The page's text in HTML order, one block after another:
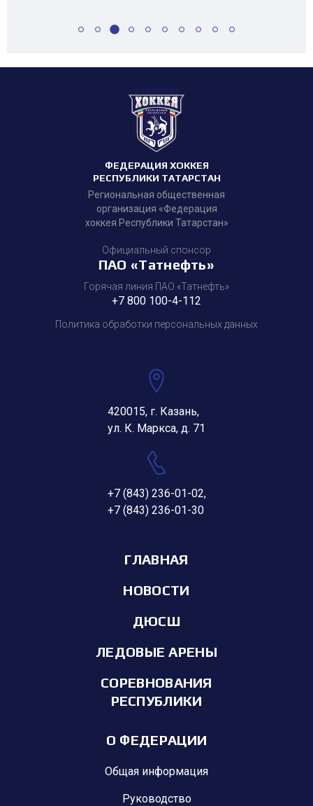
ФЕДЕРАЦИЯ ХОККЕЯ
РЕСПУБЛИКИ ТАТАРСТАН
Региональная общественная
организация «Федерация
хоккея Республики Татарстан»
Официальный спонсор
ПАО «Татнефть»
Горячая линия ПАО «Татнефть»
+7 800 100-4-112
Политика обработки персональных данных
420015, г. Казань,
ул. К. Маркса, д. 71
+7 (843) 236-01-02,
+7 (843) 236-01-30
ГЛАВНАЯ
НОВОСТИ
ДЮСШ
ЛЕДОВЫЕ АРЕНЫ
СОРЕВНОВАНИЯ
РЕСПУБЛИКИ
О ФЕДЕРАЦИИ
Общая информация
Руководство